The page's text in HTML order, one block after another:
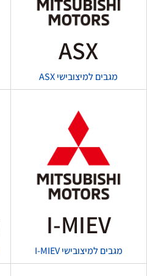
ASX
מגבים למיצובישי ASX
I-MIEV
מגבים למיצובישי I-MIEV